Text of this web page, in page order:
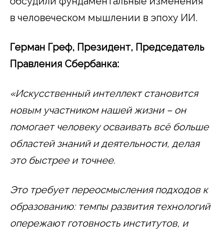
в человеческом мышлении в эпоху ИИ.
Герман Греф, Президент, Председатель
Правления Сбербанка:
«Искусственный интеллект становится
новым участником нашей жизни – он
помогает человеку осваивать всё больше
областей знаний и деятельности, делая
это быстрее и точнее.
Это требует переосмысления подходов к
образованию: темпы развития технологий
опережают готовность институтов, и